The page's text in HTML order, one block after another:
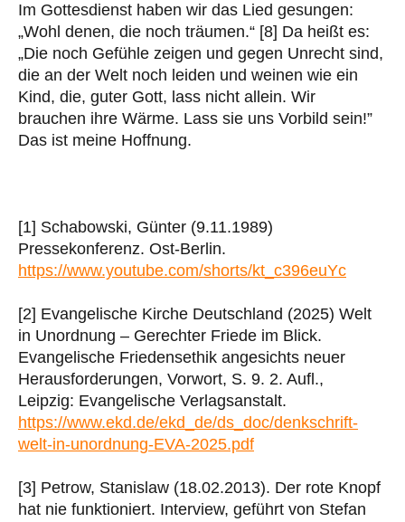
Im Gottesdienst haben wir das Lied gesungen:
„Wohl denen, die noch träumen.“ [8] Da heißt es:
„Die noch Gefühle zeigen und gegen Unrecht sind,
die an der Welt noch leiden und weinen wie ein
Kind, die, guter Gott, lass nicht allein. Wir
brauchen ihre Wärme. Lass sie uns Vorbild sein!”
Das ist meine Hoffnung.
[1] Schabowski, Günter (9.11.1989)
Pressekonferenz. Ost-Berlin.
https://www.youtube.com/shorts/kt_c396euYc
[2] Evangelische Kirche Deutschland (2025) Welt
in Unordnung – Gerechter Friede im Blick.
Evangelische Friedensethik angesichts neuer
Herausforderungen, Vorwort, S. 9. 2. Aufl.,
Leipzig: Evangelische Verlagsanstalt.
https://www.ekd.de/ekd_de/ds_doc/denkschrift-
welt-in-unordnung-EVA-2025.pdf
[3] Petrow, Stanislaw (18.02.2013). Der rote Knopf
hat nie funktioniert. Interview, geführt von Stefan